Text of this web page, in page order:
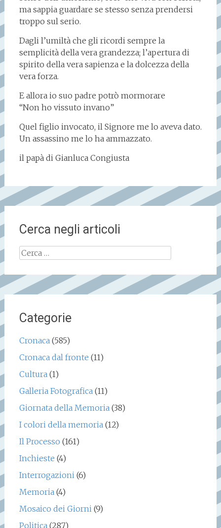
ma sappia guardare se stesso senza prendersi
troppo sul serio.
Dagli l’umiltà che gli ricordi sempre la
semplicità della vera grandezza; l’apertura di
spirito della vera sapienza e la dolcezza della
vera forza.
E allora io suo padre potrò mormorare
“Non ho vissuto invano”
Quel figlio invocato, il Signore me lo aveva dato.
Un assassino me lo ha ammazzato.
il papà di Gianluca Congiusta
Cerca negli articoli
Ricerca
Categorie
Cronaca(585)
Cronaca dal fronte (11)
Cultura(1)
Galleria Fotografica(11)
Giornata della Memoria(38)
I colori della memoria(12)
Il Processo (161)
Inchieste (4)
Interrogazioni(6)
Memoria(4)
Mosaico dei Giorni(9)
Politica(287)